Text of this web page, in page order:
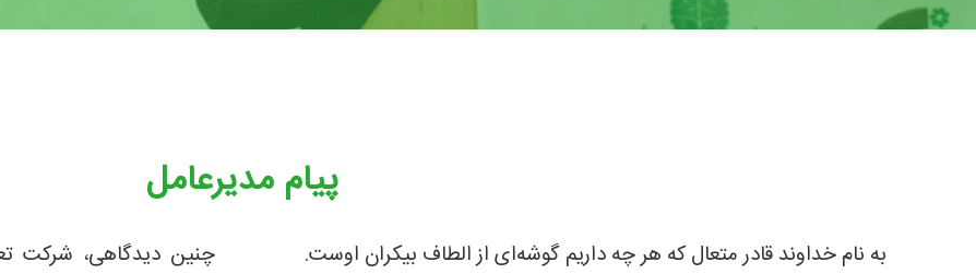
پیام مدیرعامل
به نام خداوند قادر متعال که هر چه داریم گوشه‌ای از الطاف بیکران اوست.
چنین دیدگاهی، شرکت